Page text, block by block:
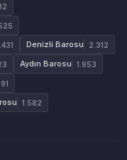
Denizli Barosu 2.312
Aydın Barosu 1.953
1.582